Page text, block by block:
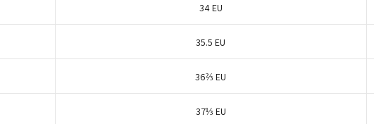
34 EU
35.5 EU
36⅔ EU
37⅓ EU